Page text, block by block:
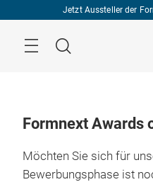
Jetzt Aussteller der
Suche
Formnext Awards
Möchten Sie sich für
Bewerbungsphase ist